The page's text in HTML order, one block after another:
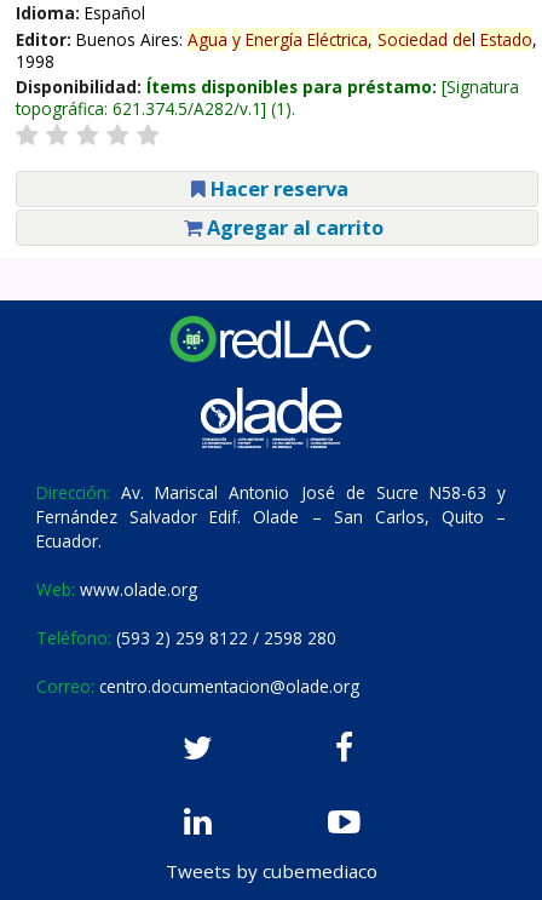
Idioma: Español
Editor: Buenos Aires: Agua y Energía Eléctrica, Sociedad del Estado,
1998
Disponibilidad: Ítems disponibles para préstamo: Signatura
topográfica: 621.374.5/A282/v.1 (1).
Hacer reserva
Agregar al carrito
Dirección: Av. Mariscal Antonio José de Sucre N58-63 y
Fernández Salvador Edif. Olade – San Carlos, Quito –
Ecuador.
Web: www.olade.org
Teléfono: (593 2) 259 8122 / 2598 280
Correo: centro.documentacion@olade.org
Tweets by cubemediaco